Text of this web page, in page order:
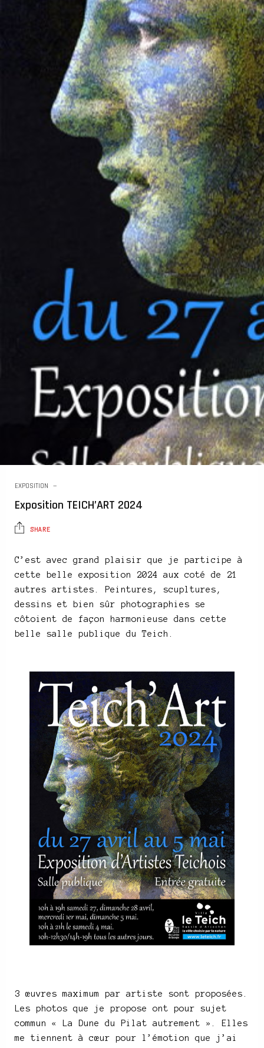
EXPOSITION
Exposition TEICH’ART 2024
SHARE
C’est avec grand plaisir que je participe à
cette belle exposition 2024 aux coté de 21
autres artistes. Peintures, scupltures,
dessins et bien sûr photographies se
côtoient de façon harmonieuse dans cette
belle salle publique du Teich.
3 œuvres maximum par artiste sont proposées.
Les photos que je propose ont pour sujet
commun « La Dune du Pilat autrement ». Elles
me tiennent à cœur pour l’émotion que j’ai